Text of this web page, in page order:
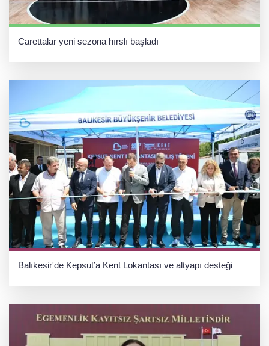
Carettalar yeni sezona hırslı başladı
Balıkesir'de Kepsut’a Kent Lokantası ve altyapı desteği